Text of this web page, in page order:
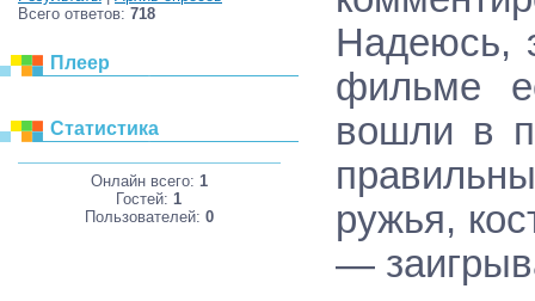
Всего ответов: 718
Плеер
Статистика
Онлайн всего: 1
Гостей: 1
Пользователей: 0
Надеюсь,
фильме
вошли в
ружья,
—